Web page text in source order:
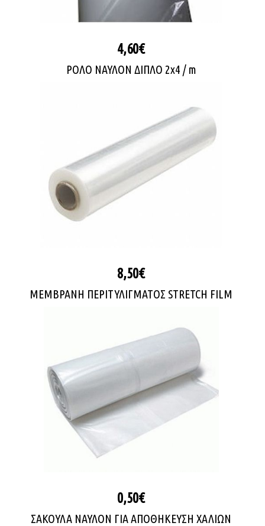
4,60€
ΡΟΛΟ ΝΑΥΛΟΝ ΔΙΠΛΟ 2x4 / m
8,50€
ΜΕΜΒΡΑΝΗ ΠΕΡΙΤΥΛΙΓΜΑΤΟΣ STRETCH FILM
0,50€
ΣΑΚΟΥΛΑ ΝΑΥΛΟΝ ΓΙΑ ΑΠΟΘΗΚΕΥΣΗ ΧΑΛΙΩΝ